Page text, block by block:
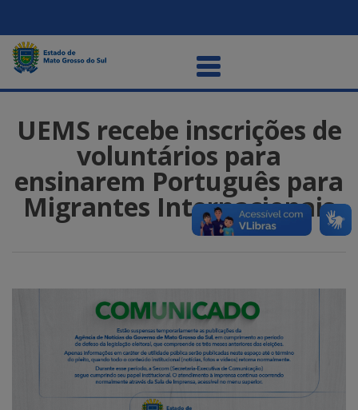
UEMS recebe inscrições de
voluntários para
ensinarem Português para
Migrantes Internacionais